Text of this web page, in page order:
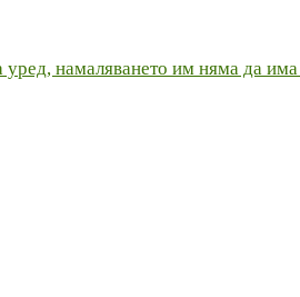
намаляването им няма да